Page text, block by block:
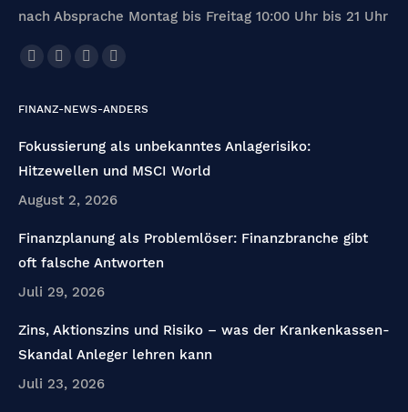
nach Absprache Montag bis Freitag 10:00 Uhr bis 21 Uhr
Finden Sie uns auf:
opens
in
opens
in
openspage
opens
window
FINANZ-NEWS-ANDERS
Fokussierung als unbekanntes Anlagerisiko:
Hitzewellen und MSCI World
August 2, 2026
Finanzplanung als Problemlöser: Finanzbranche gibt
oft falsche Antworten
Juli 29, 2026
Zins, Aktionszins und Risiko – was der Krankenkassen-
Skandal Anleger lehren kann
Juli 23, 2026